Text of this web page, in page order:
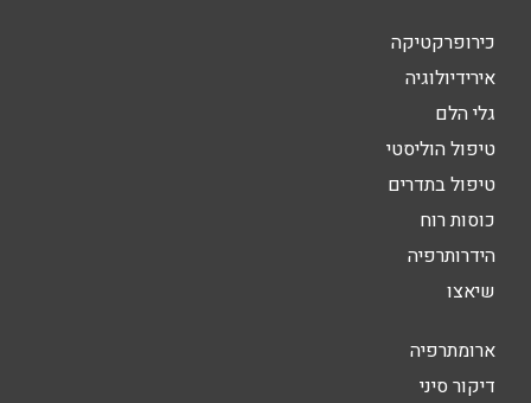
כירופרקטיקה
אירידיולוגיה
גלי הלם
טיפול הוליסטי
טיפול בתדרים
כוסות רוח
הידרותרפיה
שיאצו
ארומתרפיה
דיקור סיני